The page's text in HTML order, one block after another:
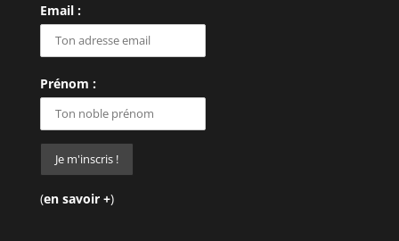
Email :
Prénom :
(en savoir +)